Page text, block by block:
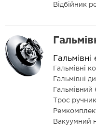
Відбійник
Гальмівні
Гальмівні
Гальмівний
Трос
Вакуумний